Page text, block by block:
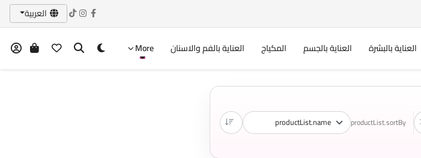
العربية
العناية بالبشرة العناية بالجسم المكياج العناية بالفم والاسنان More
productList.sortBy